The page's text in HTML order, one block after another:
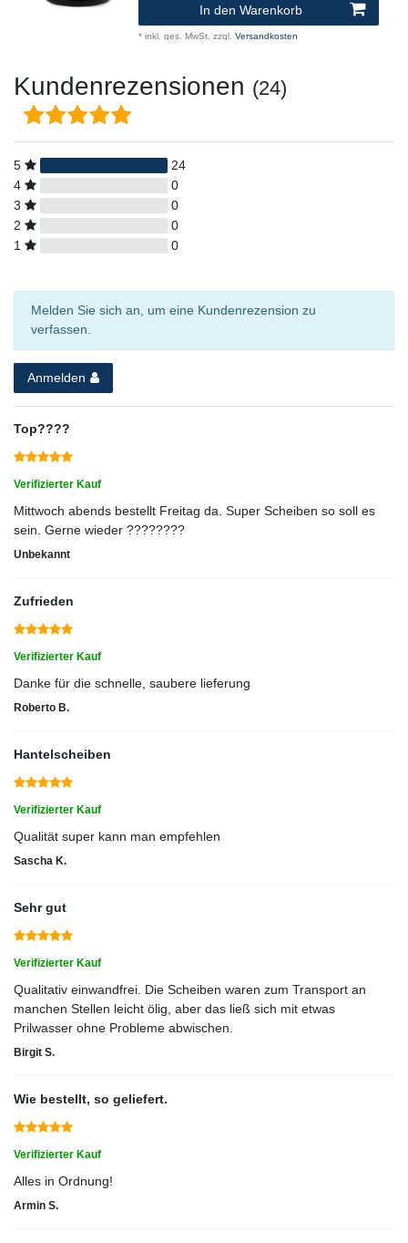
In den Warenkorb
* inkl. ges. MwSt. zzgl. Versandkosten
Kundenrezensionen (24)
5
24
4
0
3
0
2
0
1
0
Melden Sie sich an, um eine Kundenrezension zu
verfassen.
Anmelden
Top????
Verifizierter Kauf
Mittwoch abends bestellt Freitag da. Super Scheiben so soll es
sein. Gerne wieder ????????
Unbekannt
Zufrieden
Verifizierter Kauf
Danke für die schnelle, saubere lieferung
Roberto B.
Hantelscheiben
Verifizierter Kauf
Qualität super kann man empfehlen
Sascha K.
Sehr gut
Verifizierter Kauf
Qualitativ einwandfrei. Die Scheiben waren zum Transport an
manchen Stellen leicht ölig, aber das ließ sich mit etwas
Prilwasser ohne Probleme abwischen.
Birgit S.
Wie bestellt, so geliefert.
Verifizierter Kauf
Alles in Ordnung!
Armin S.